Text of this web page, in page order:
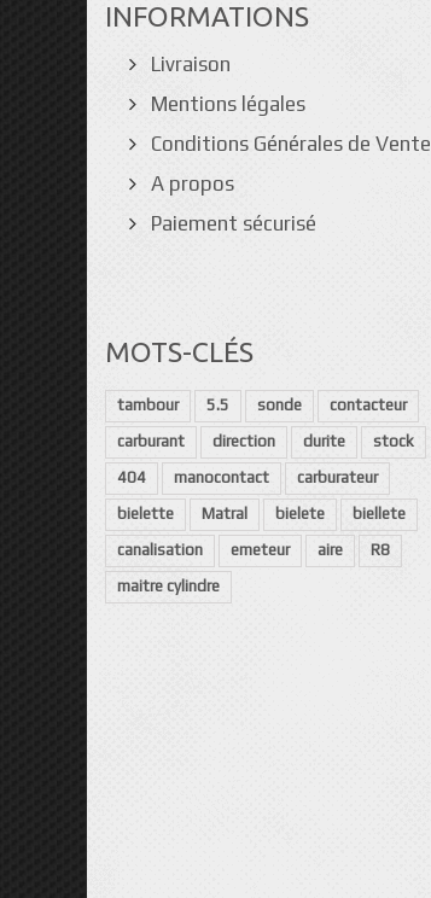
INFORMATIONS
Livraison
Mentions légales
Conditions Générales de Vente
A propos
Paiement sécurisé
MOTS-CLÉS
tambour 5.5 sonde
contacteur
carburant
direction durite
stock
404
manocontact
carburateur
bielette
Matral bielete
biellete
canalisation
emeteur aire
R8
maitre cylindre